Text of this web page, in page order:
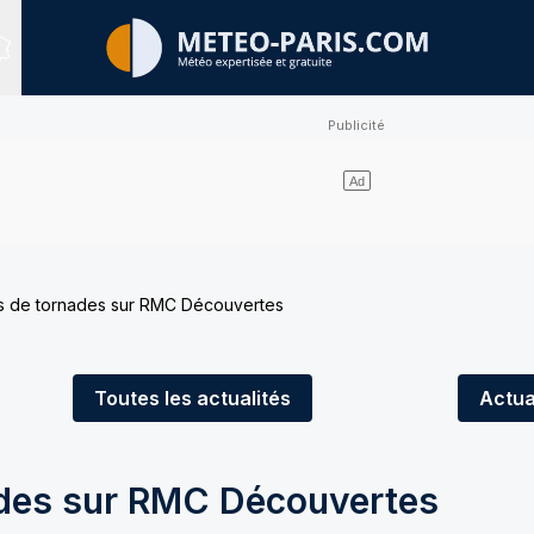
Sites expertisés
de tornades sur RMC Découvertes
Toutes les actualités
sur RMC Découvertes